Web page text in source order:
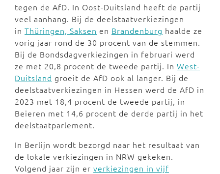
tegen de AfD. In Oost-Duitsland heeft de partij
veel aanhang. Bij de deelstaatverkiezingen
in Thüringen, Saksen en Brandenburg haalde ze
vorig jaar rond de 30 procent van de stemmen.
Bij de Bondsdagverkiezingen in februari werd
ze met 20,8 procent de tweede partij. In West-
Duitsland groeit de AfD ook al langer. Bij de
deelstaatverkiezingen in Hessen werd de AfD in
2023 met 18,4 procent de tweede partij, in
Beieren met 14,6 procent de derde partij in het
deelstaatparlement.
In Berlijn wordt bezorgd naar het resultaat van
de lokale verkiezingen in NRW gekeken.
Volgend jaar zijn er verkiezingen in vijf